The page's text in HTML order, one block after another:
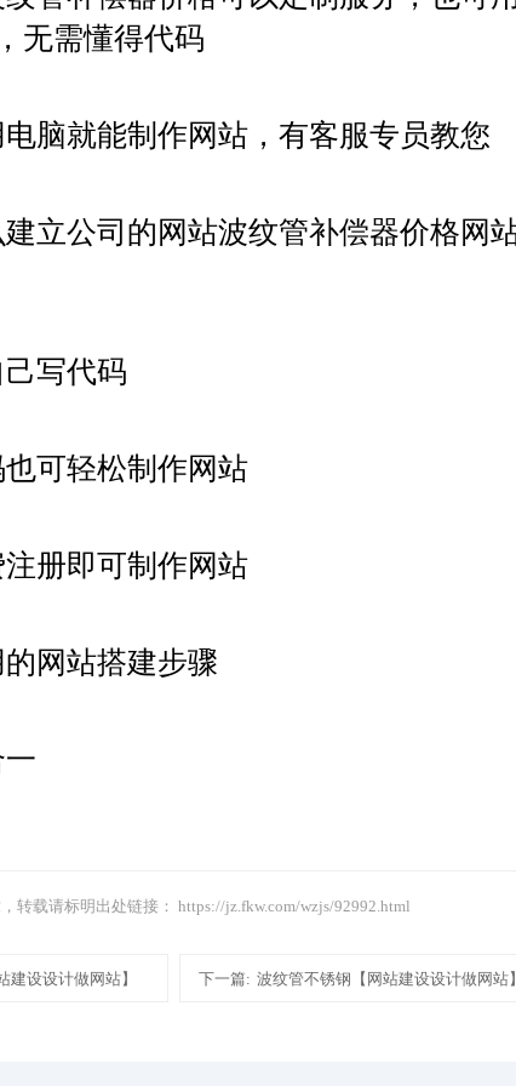
无需懂得代码
电脑就能制作网站，有客服专员教您
立公司的网站波纹管补偿器价格网
写代码
可轻松制作网站
册即可制作网站
网站搭建步骤
一
转载请标明出处链接： https://jz.fkw.com/wzjs/92992.html
建设设计做网站】 下一篇: 波纹管不锈钢【网站建设设计做网站